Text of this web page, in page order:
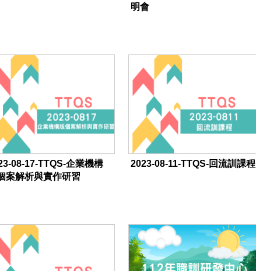
明會
08-17-TTQS-企業機構
案解析與實作研習
2023-08-11-TTQS-回流訓課程